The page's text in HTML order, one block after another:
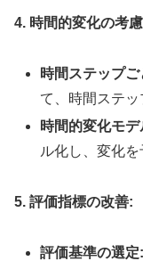
4. 時間的変化の考
時間ステップ
て、時間ステッ
時間的変化モデ
ル化し、変化を
5. 評価指標の改善:
評価基準の選定: